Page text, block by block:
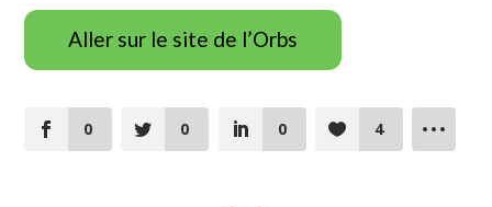
Aller sur le site de l’Orbs
0 0 0 4